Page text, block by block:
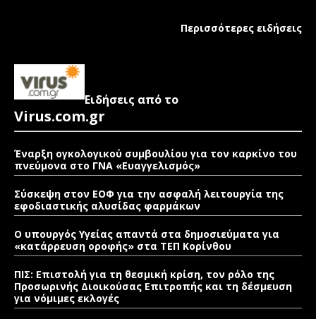
Περισσότερες ειδήσεις
Ειδήσεις από το
Virus.com.gr
Έναρξη ογκολογικού συμβουλίου για τον καρκίνο του
πνεύμονα στο ΓΝΑ «Ευαγγελισμός»
Σύσκεψη στον ΕΟΦ για την ασφαλή λειτουργία της
εφοδιαστικής αλυσίδας φαρμάκων
Ο υπουργός Υγείας απαντά στα δημοσιεύματα για
«κατάρρευση οροφής» στα ΤΕΠ Κορίνθου
ΠΙΣ: Επιστολή για τη θεσμική κρίση, τον ρόλο της
Προσωρινής Διοικούσας Επιτροπής και τη δέσμευση
για νόμιμες εκλογές